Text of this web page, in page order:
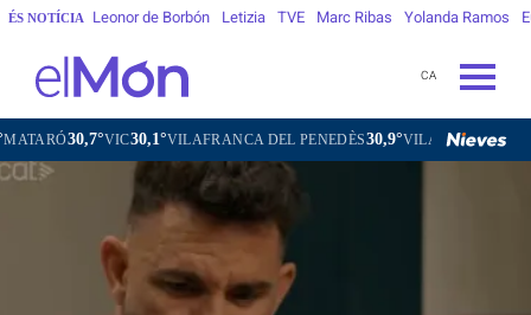
ÉS NOTÍCIA Leonor de Borbón Letizia TVE Marc Ribas Yolanda Ramos
CA
VILAFRANCA DEL PENEDÈS30,9°VILANOVA I LA GELTRÚ30,7°LA SEU